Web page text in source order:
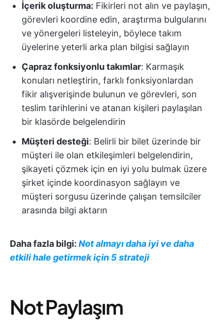
İçerik oluşturma: Fikirleri not alın ve paylaşın,
görevleri koordine edin, araştırma bulgularını
ve yönergeleri listeleyin, böylece takım
üyelerine yeterli arka plan bilgisi sağlayın
Çapraz fonksiyonlu takımlar: Karmaşık
konuları netleştirin, farklı fonksiyonlardan
fikir alışverişinde bulunun ve görevleri, son
teslim tarihlerini ve atanan kişileri paylaşılan
bir klasörde belgelendirin
Müşteri desteği: Belirli bir bilet üzerinde bir
müşteri ile olan etkileşimleri belgelendirin,
şikayeti çözmek için en iyi yolu bulmak üzere
şirket içinde koordinasyon sağlayın ve
müşteri sorgusu üzerinde çalışan temsilciler
arasında bilgi aktarın
Daha fazla bilgi: Not almayı daha iyi ve daha
etkili hale getirmek için 5 strateji
Not Paylaşım